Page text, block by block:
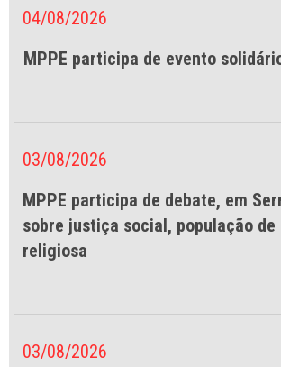
04/08/2026
MPPE participa de evento
03/08/2026
MPPE participa de debate, em
sobre justiça social, população
religiosa
03/08/2026